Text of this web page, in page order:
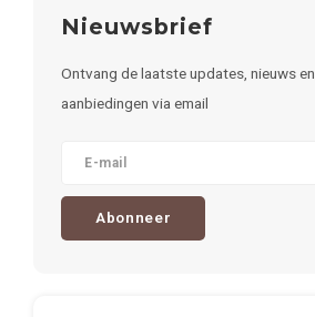
Nieuwsbrief
Ontvang de laatste updates, nieuws en
aanbiedingen via email
Abonneer